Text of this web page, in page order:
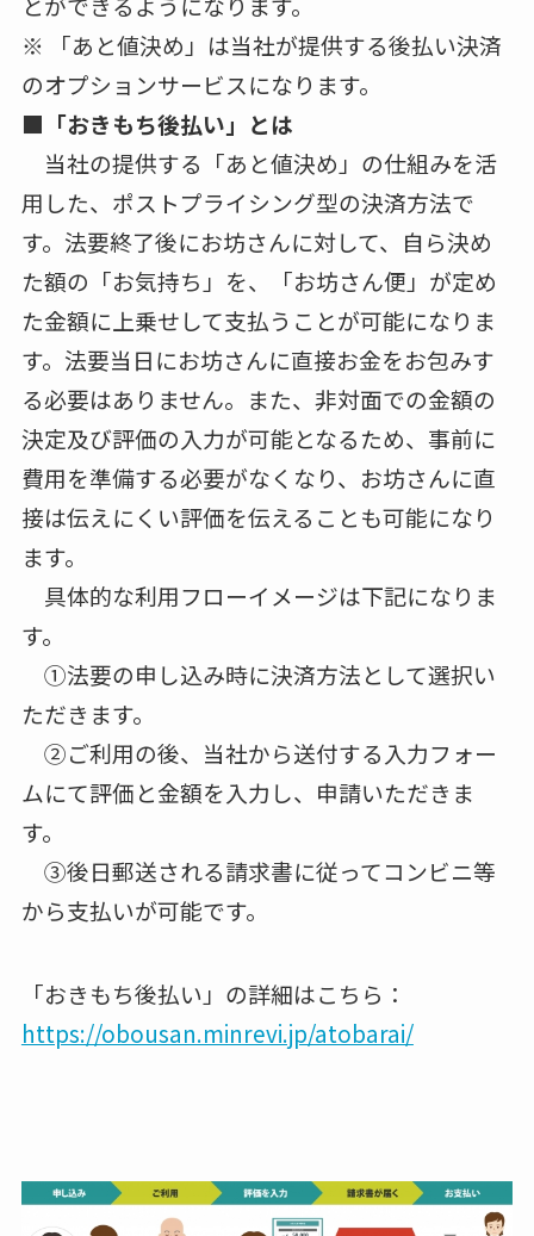
※ 「あと値決め」は当社が提供する後払い決済
のオプションサービスになります。
■「おきもち後払い」とは
当社の提供する「あと値決め」の仕組みを活
用した、ポストプライシング型の決済方法で
す。法要終了後にお坊さんに対して、自ら決め
た額の「お気持ち」を、「お坊さん便」が定め
た金額に上乗せして支払うことが可能になりま
す。法要当日にお坊さんに直接お金をお包みす
る必要はありません。また、非対面での金額の
決定及び評価の入力が可能となるため、事前に
費用を準備する必要がなくなり、お坊さんに直
接は伝えにくい評価を伝えることも可能になり
ます。
具体的な利用フローイメージは下記になりま
す。
①法要の申し込み時に決済方法として選択い
ただきます。
②ご利用の後、当社から送付する入力フォー
ムにて評価と金額を入力し、申請いただきま
す。
③後日郵送される請求書に従ってコンビニ等
から支払いが可能です。
「おきもち後払い」の詳細はこちら：
https://obousan.minrevi.jp/atobarai/